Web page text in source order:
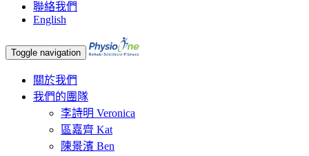
聯絡我們
English
Toggle navigation
關於我們
我們的團隊
李詩明 Veronica
區嘉齊 Kat
陳景濱 Ben